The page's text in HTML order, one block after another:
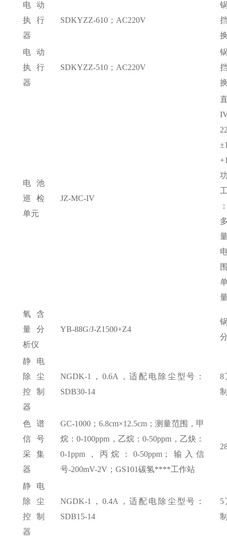
电动
执行
器
SDKYZZ-610；AC220V
电动
执行
器
SDKYZZ-510；AC220V
电池
巡检
单元
JZ-MC-IV
氧含
量分
析仪
YB-88G/J-Z1500+Z4
静电
除尘
控制
器
NGDK-1，0.6A，适配电除尘型号：
SDB30-14
8
色谱
信号
采集
器
GC-1000；6.8cm×12.5cm；测量范围，甲
烷：0-100ppm，乙烷：0-50ppm，乙炔：
0-1ppm，丙烷：0-50ppm；输入信
号-200mV-2V；GS101碳氢****工作站
静电
除尘
控制
器
NGDK-1，0.4A，适配电除尘型号：
SDB15-14
5